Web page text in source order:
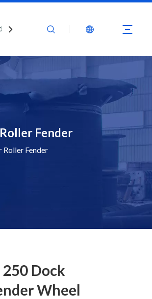
Nous contacter
Fender
Roller Fender
Dock
Wheel